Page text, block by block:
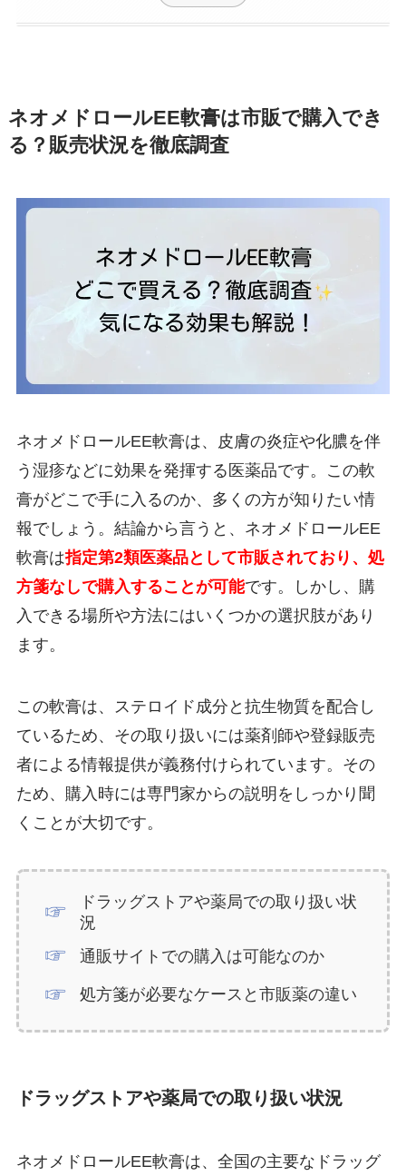
ネオメドロールEE軟膏は市販で購入でき
る？販売状況を徹底調査
ネオメドロールEE軟膏は、皮膚の炎症や化膿を伴
う湿疹などに効果を発揮する医薬品です。この軟
膏がどこで手に入るのか、多くの方が知りたい情
報でしょう。結論から言うと、ネオメドロールEE
軟膏は指定第2類医薬品として市販されており、処
方箋なしで購入することが可能です。しかし、購
入できる場所や方法にはいくつかの選択肢があり
ます。
この軟膏は、ステロイド成分と抗生物質を配合し
ているため、その取り扱いには薬剤師や登録販売
者による情報提供が義務付けられています。その
ため、購入時には専門家からの説明をしっかり聞
くことが大切です。
ドラッグストアや薬局での取り扱い状
況
通販サイトでの購入は可能なのか
処方箋が必要なケースと市販薬の違い
ドラッグストアや薬局での取り扱い状況
ネオメドロールEE軟膏は、全国の主要なドラッグ